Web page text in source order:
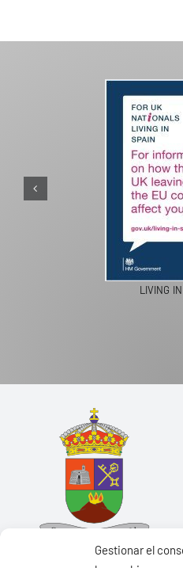
Gestionar el
LIVING